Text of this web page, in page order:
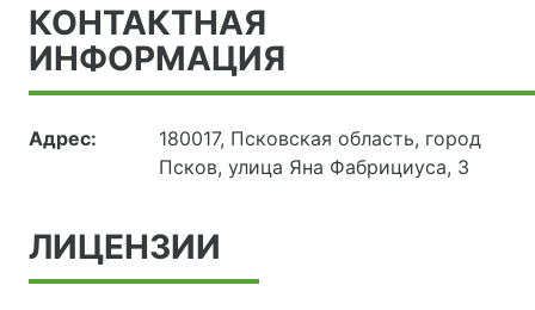
КОНТАКТНАЯ
ИНФОРМАЦИЯ
Адрес:
180017, Псковская область, город
Псков, улица Яна Фабрициуса, 3
ЛИЦЕНЗИИ